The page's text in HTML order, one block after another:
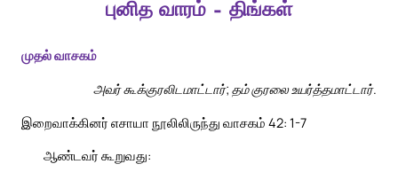
புனித வாரம் – திங்கள்
முதல் வாசகம்
அவர் கூக்குரலிடமாட்டார்; தம் குரலை உயர்த்தமாட்டார்.
இறைவாக்கினர் எசாயா நூலிலிருந்து வாசகம் 42: 1-7
ஆண்டவர் கூறுவது: